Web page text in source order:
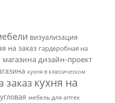
визуализация
на заказ гардеробная на
дизайн-проект
кухня в классическом
заказ кухня на
мебель для аптек